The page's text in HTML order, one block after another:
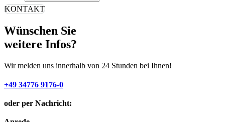
KONTAKT
Wünschen Sie
weitere Infos?
Wir melden uns innerhalb von 24 Stunden bei Ihnen!
+49 34776 9176-0
oder per Nachricht: